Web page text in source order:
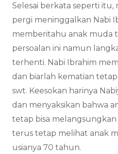
Selesai berkata seperti
pergi meninggalkan Nabi
memberitahu anak muda
persoalan ini namun
terhenti. Nabi Ibrahim
dan biarlah kematian
swt. Keesokan harinya
dan menyaksikan bahwa
tetap bisa
terus tetap melihat anak
usianya 70 tahun.